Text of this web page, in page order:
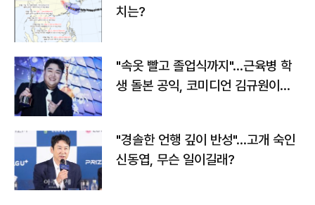
치는?
"속옷 빨고 졸업식까지"…근육병 학
생 돌본 공익, 코미디언 김규원이었
"경솔한 언행 깊이 반성"…고개 숙인
신동엽, 무슨 일이길래?